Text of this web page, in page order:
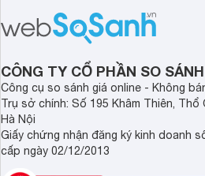
CÔNG TY CỔ PHẦN SO
Công cụ so sánh giá online - Không
Trụ sở chính: Số 195 Khâm Thiên, Thổ
Hà Nội
Giấy chứng nhận đăng ký kinh doanh
cấp ngày 02/12/2013